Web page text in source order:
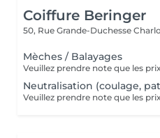
Coiffure Beringer
50, Rue Grande-Duchesse
Mèches / Balayages
Neutralisation (coulage,